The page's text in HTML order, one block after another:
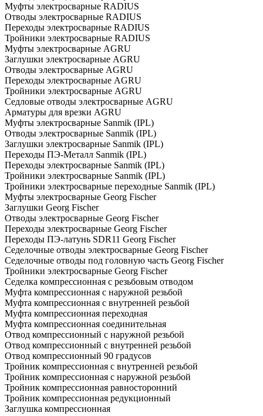
Муфты электросварные RADIUS
Отводы электросварные RADIUS
Переходы электросварные RADIUS
Тройники электросварные RADIUS
Муфты электросварные AGRU
Заглушки электросварные AGRU
Отводы электросварные AGRU
Переходы электросварные AGRU
Тройники электросварные AGRU
Седловые отводы электросварные AGRU
Арматуры для врезки AGRU
Муфты электросварные Sanmik (IPL)
Отводы электросварные Sanmik (IPL)
Заглушки электросварные Sanmik (IPL)
Переходы ПЭ-Металл Sanmik (IPL)
Переходы электросварные Sanmik (IPL)
Тройники электросварные Sanmik (IPL)
Тройники электросварные переходные Sanmik (IPL)
Муфты электросварные Georg Fischer
Заглушки Georg Fischer
Отводы электросварные Georg Fischer
Переходы электросварные Georg Fischer
Переходы ПЭ-латунь SDR11 Georg Fischer
Седелочные отводы электросварные Georg Fischer
Седелочные отводы под головную часть Georg Fischer
Тройники электросварные Georg Fischer
Седелка компрессионная с резьбовым отводом
Муфта компрессионная с наружной резьбой
Муфта компрессионная с внутренней резьбой
Муфта компрессионная переходная
Муфта компрессионная соединительная
Отвод компрессионный с наружной резьбой
Отвод компрессионный с внутренней резьбой
Отвод компрессионный 90 градусов
Тройник компрессионная с внутренней резьбой
Тройник компрессионная с наружной резьбой
Тройник компрессионная равносторонний
Тройник компрессионная редукционный
Заглушка компрессионная